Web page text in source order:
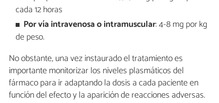
cada 12 horas
Por vía intravenosao intramuscular: 4-8 mg por kg
de peso.
No obstante, una vez instaurado el tratamiento es
importante monitorizar los niveles plasmáticos del
fármaco para ir adaptando la dosis a cada paciente en
función del efecto y la aparición de reacciones adversas.